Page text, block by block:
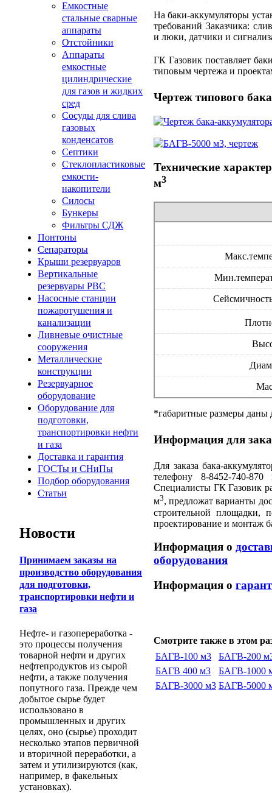
Емкостные
стальные сварные
аппараты
Отстойники
Аппараты
емкостные
цилиндрические
для газов и жидких
сред
Сосуды для слива
газовых
конденсатов
Септики
Стеклопластиковые
емкости-
накопители
Силосы
Бункеры
Фильтры СДЖ
Понтоны
Сепараторы
Крыши резервуаров
Вертикальные
резервуары РВС
Насосные станции
пожаротушения и
канализации
Ливневые очистные
сооружения
Металлические
конструкции
Резервуарное
оборудование
Оборудование для
подготовки,
транспортировки нефти
и газа
Доставка и гарантия
ГОСТы и СНиПы
Подбор оборудования
Статьи
Новости
Принимаем заказы на
производство оборудования
для подготовки,
транспортировки нефти и
газа
Нефте- и газопереработка -
это процессы получения
товарной нефти и других
нефтепродуктов из сырой
нефти, а также получения
попутного газа. Прежде чем
добытое сырье будет
использовано в
промышленных и других
целях, оно (сырье) проходит
несколько этапов первичной
и вторичной переработки, а
затем и утилизируются (как,
например, в факельных
установках).
На баки-аккумуляторы
требований Заказчика:
и люки, датчики и
ГК Газовик поставляет
типовым чертежа и
Чертеж типового
Технические
м3
*габаритные размеры даны
Информация для
Для заказа бака-
телефону 8-8452-740-
Специалисты ГК Газовик
м3, предложат варианты
строительной площадки,
проектирование и монтаж
Информация о
оборудования
Информация о
Смотрите также в этом
БАГВ-100 м3
БАГВ-200
БАГВ 400 м3
БАГВ-1000
БАГВ-3000 м3 БАГВ-5000